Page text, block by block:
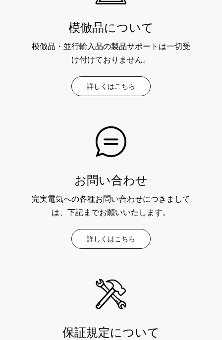
模倣品について
模倣品・並行輸入品の製品サポートは一切受
け付けておりません。
詳しくはこちら
お問い合わせ
完実電気への各種お問い合わせにつきまして
は、下記までお願いいたします。
詳しくはこちら
保証規定について